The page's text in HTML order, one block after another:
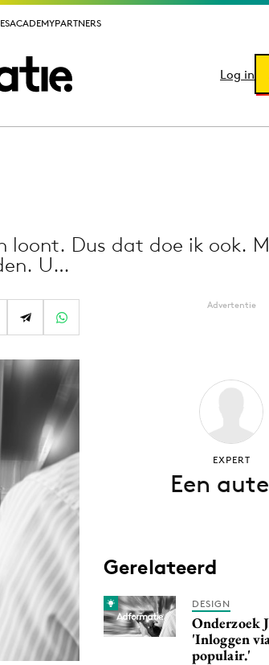
ACADEMYPARTNERS
Log in
ACADEMYPARTNERS
Log in
Marketing
& crisis
loont. Dus dat doe ik ook.
U…
Advertentie
EXPERT
Een
Gerelateerd
DESIGN
Onderzoek
'Inloggen
populair.'